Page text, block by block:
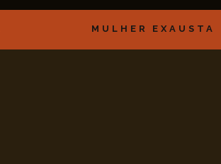
MULHER EXAUSTA